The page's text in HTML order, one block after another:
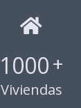
1000+
Viviendas